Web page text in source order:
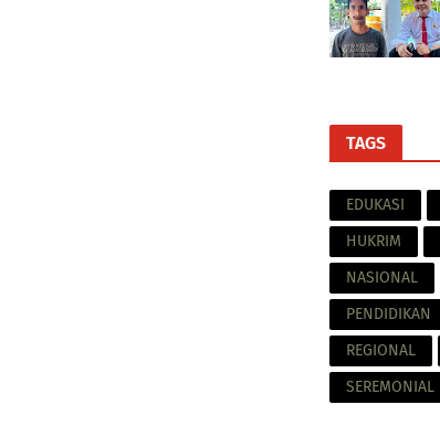
TAGS
EDUKASI
HUKRIM
NASIONAL
PENDIDIKAN
REGIONAL
SEREMONIAL